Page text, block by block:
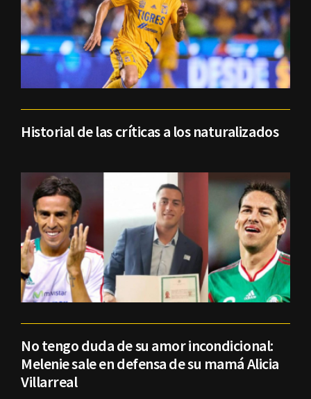
Historial de las críticas a los naturalizados
No tengo duda de su amor incondicional:
Melenie sale en defensa de su mamá Alicia
Villarreal